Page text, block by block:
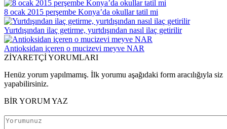
8 ocak 2015 perşembe Konya’da okullar tatil mi
Yurtdışından ilaç getirme, yurtdışından nasıl ilaç getirilir
Antioksidan içeren o mucizevi meyve NAR
ZİYARETÇİ YORUMLARI
Henüz yorum yapılmamış. İlk yorumu aşağıdaki form aracılığıyla siz
yapabilirsiniz.
BİR YORUM YAZ